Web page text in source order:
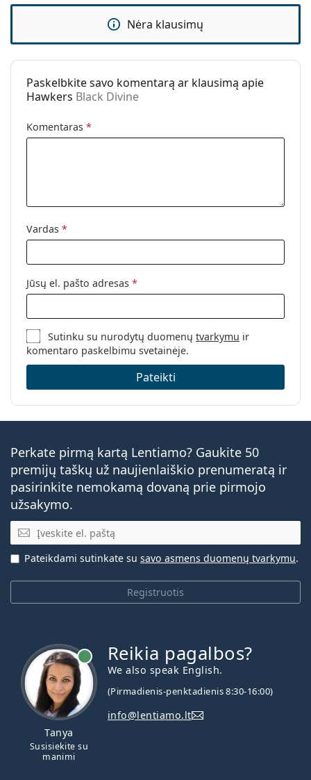
Moterims
Kategorija:
Akiniai nuo saulės
Naudojimas:
Madingi
Nėra klausimų
Paskelbkite savo komentarą ar klausimą apie
Hawkers Black Divine
Komentaras *
Vardas *
Jūsų el. pašto adresas *
Sutinku su nurodytų duomenųtvarkymu ir
komentaro paskelbimu svetainėje.
Pateikti
Perkate pirmą kartą Lentiamo? Gaukite 50
premijų taškų už naujienlaiškio prenumeratą ir
pasirinkite nemokamą dovaną prie pirmojo
užsakymo.
El. pašto adresas
Registruotis
Pateikdami sutinkate su savo asmens duomenų tvarkymu.
Tanya
Susisiekite su
manimi
Reikia pagalbos?
We also speak English.
(Pirmadienis-penktadienis 8:30-16:00)
info@lentiamo.lt